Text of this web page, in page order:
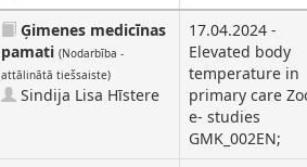
Ģimenes medicīnas
pamati (Nodarbība -
attālinātā tiešsaiste)
Sindija Lisa Hīstere
17.04.2024 -
Elevated body
temperature in
primary care
e- studies
GMK_002EN;